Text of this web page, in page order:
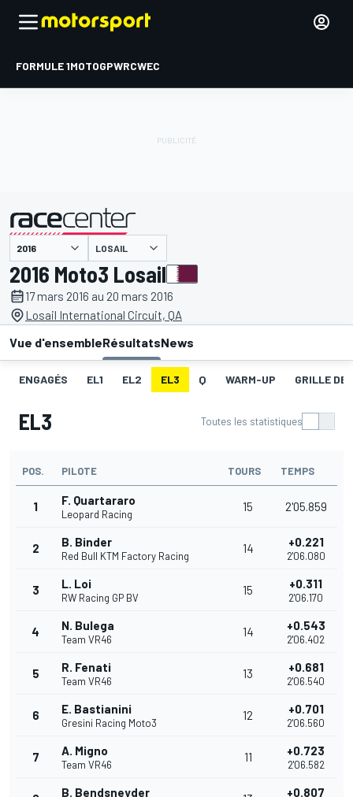
FORMULE 1MOTOGPWRCWEC
présenté par LOSAIL
2016 Moto3 Losail
17 mars 2016 au 20 mars 2016
Losail International Circuit, QA
Vue d'ensembleRésultatsNews
ENGAGÉS EL1 EL2 EL3 Q WARM-UP GRILLE DE
EL3 Toutes les statistiques
POS. PILOTE TOURS TEMPS
1 F. Quartararo
Leopard Racing
15 2'05.859
2 B. Binder
Red Bull KTM Factory Racing
14 +0.221
2'06.080
3 L. Loi
RW Racing GP BV
15 +0.311
2'06.170
4 N. Bulega
Team VR46
14 +0.543
2'06.402
5 R. Fenati
Team VR46
13 +0.681
2'06.540
6 E. Bastianini
Gresini Racing Moto3
12 +0.701
2'06.560
7 A. Migno
Team VR46
11 +0.723
2'06.582
B. Bendsneyder +0.807